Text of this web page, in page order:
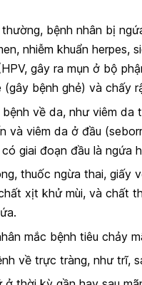
bệnh nhân bị
nhiễm khuẩn herpes,
gây ra mụn ở bộ
(gây bệnh ghẻ) và chấy
bệnh về da, như viêm da
và viêm da ở đầu (
giai đoạn đầu là ngứa
thuốc ngừa thai, giấy
xịt khử mùi, và chất
mắc bệnh tiêu chảy
về trực tràng, như trĩ,